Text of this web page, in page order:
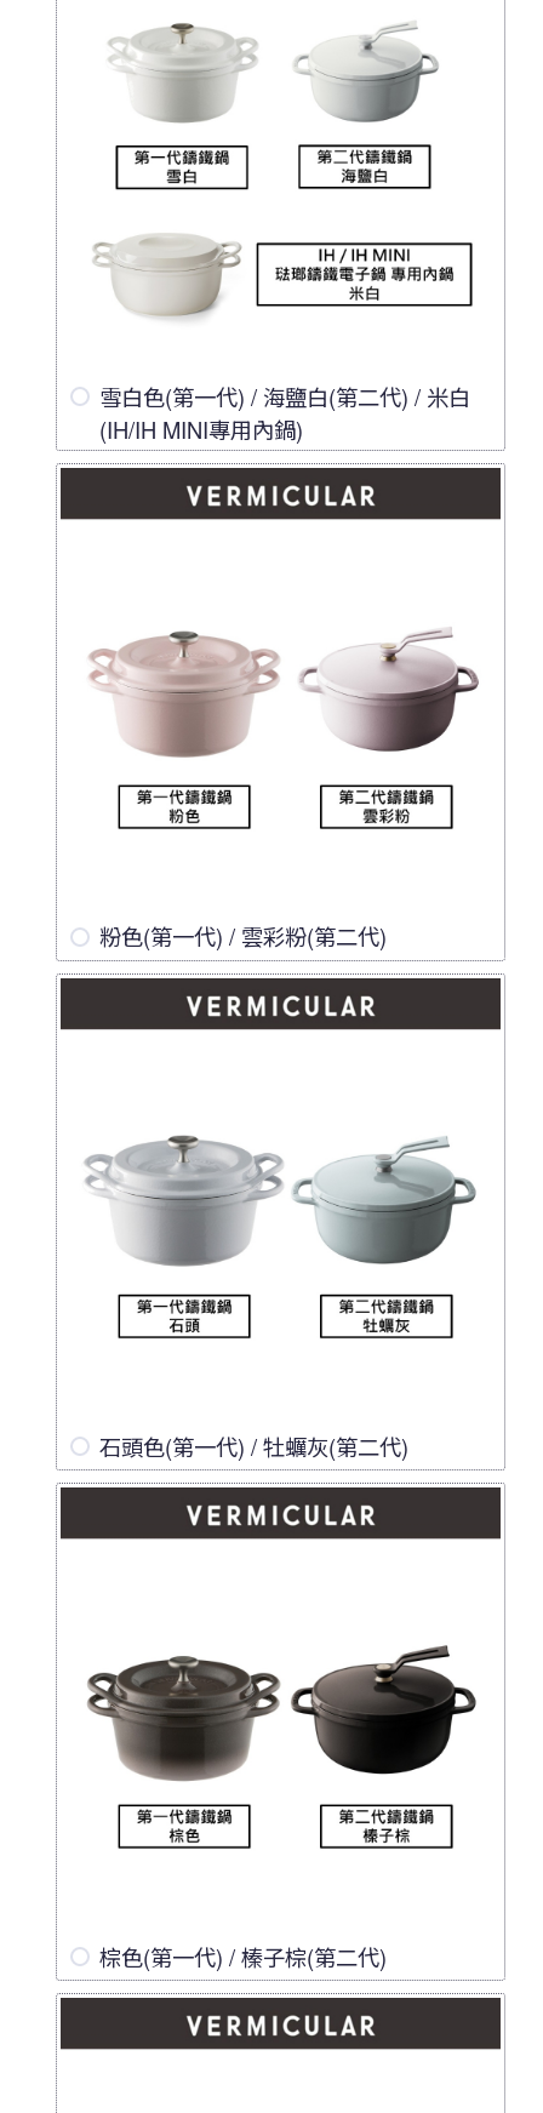
雪白色(第一代) / 海鹽白(第二代) / 米白
(IH/IH MINI專用內鍋)
粉色(第一代) / 雲彩粉(第二代)
石頭色(第一代) / 牡蠣灰(第二代)
棕色(第一代) / 榛子棕(第二代)